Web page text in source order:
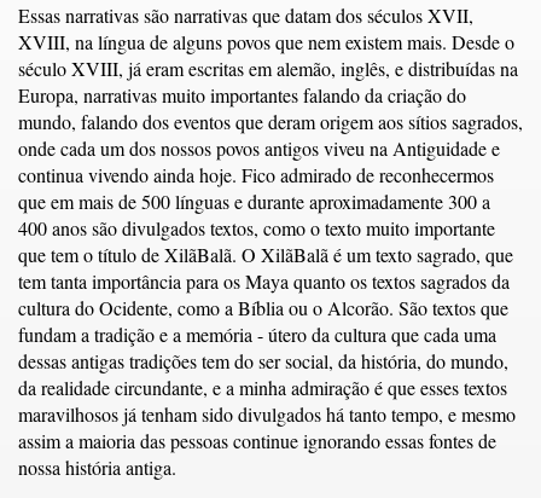
Essas narrativas são narrativas que datam dos séculos XVII,
XVIII, na língua de alguns povos que nem existem mais. Desde o
século XVIII, já eram escritas em alemão, inglês, e distribuídas na
Europa, narrativas muito importantes falando da criação do
mundo, falando dos eventos que deram origem aos sítios sagrados,
onde cada um dos nossos povos antigos viveu na Antiguidade e
continua vivendo ainda hoje. Fico admirado de reconhecermos
que em mais de 500 línguas e durante aproximadamente 300 a
400 anos são divulgados textos, como o texto muito importante
que tem o título de XilãBalã. O XilãBalã é um texto sagrado, que
tem tanta importância para os Maya quanto os textos sagrados da
cultura do Ocidente, como a Bíblia ou o Alcorão. São textos que
fundam a tradição e a memória - útero da cultura que cada uma
dessas antigas tradições tem do ser social, da história, do mundo,
da realidade circundante, e a minha admiração é que esses textos
maravilhosos já tenham sido divulgados há tanto tempo, e mesmo
assim a maioria das pessoas continue ignorando essas fontes de
nossa história antiga.